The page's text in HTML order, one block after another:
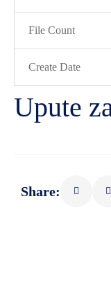
File Count
Create Date
Upute
Share: